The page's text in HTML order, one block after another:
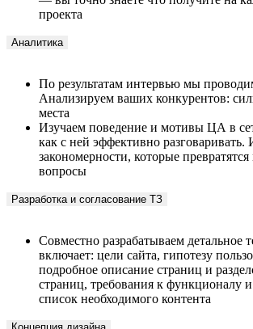
Аналитика
Анализируем ваших конкурентов:
места
Изучаем поведение и мотивы ЦА в
как с ней эффективно разговаривать.
закономерности, которые
вопросы
Разработка и согласование ТЗ
включает: цели сайта, гипотезу
подробное описание страниц и
страниц, требования к функционалу
список необходимого контента
Концепция дизайна